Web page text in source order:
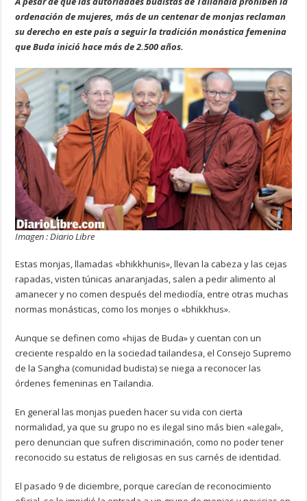
ordenación de mujeres, más de un centenar de monjas reclaman
su derecho en este país a seguir la tradición monástica femenina
que Buda inició hace más de 2.500 años.
Imagen : Diario Libre
Estas monjas, llamadas «bhikkhunis», llevan la cabeza y las cejas
rapadas, visten túnicas anaranjadas, salen a pedir alimento al
amanecer y no comen después del mediodía, entre otras muchas
normas monásticas, como los monjes o «bhikkhus».
Aunque se definen como «hijas de Buda» y cuentan con un
creciente respaldo en la sociedad tailandesa, el Consejo Supremo
de la Sangha (comunidad budista) se niega a reconocer las
órdenes femeninas en Tailandia.
En general las monjas pueden hacer su vida con cierta
normalidad, ya que su grupo no es ilegal sino más bien «alegal»,
pero denuncian que sufren discriminación, como no poder tener
reconocido su estatus de religiosas en sus carnés de identidad.
El pasado 9 de diciembre, porque carecían de reconocimiento